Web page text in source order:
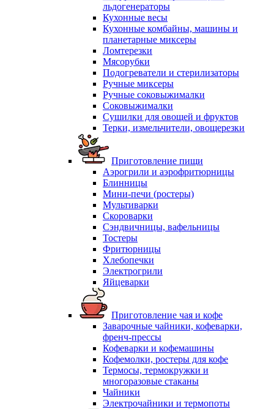
льдогенераторы
Кухонные весы
Кухонные комбайны, машины и
планетарные миксеры
Ломтерезки
Мясорубки
Подогреватели и стерилизаторы
Ручные миксеры
Ручные соковыжималки
Соковыжималки
Сушилки для овощей и фруктов
Терки, измельчители, овощерезки
Приготовление пищи
Аэрогрили и аэрофритюрницы
Блинницы
Мини-печи (ростеры)
Мультиварки
Скороварки
Сэндвичницы, вафельницы
Тостеры
Фритюрницы
Хлебопечки
Электрогрили
Яйцеварки
Приготовление чая и кофе
Заварочные чайники, кофеварки,
френч-прессы
Кофеварки и кофемашины
Кофемолки, ростеры для кофе
Термосы, термокружки и
многоразовые стаканы
Чайники
Электрочайники и термопоты